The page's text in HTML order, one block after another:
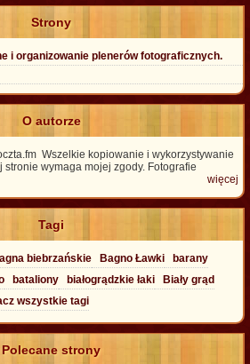
Strony
i organizowanie plenerów fotograficznych.
O autorze
Wszelkie kopiowanie i wykorzystywanie
wymaga mojej zgody. Fotografie
więcej
Tagi
biebrzańskie Bagno Ławki
barany
bataliony białogrądzkie łaki
Biały grąd
wszystkie tagi
Polecane strony